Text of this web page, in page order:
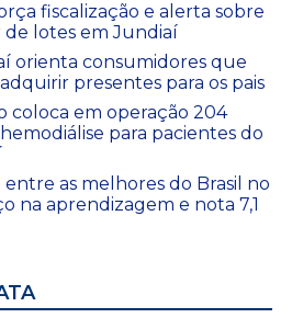
fiscalização e alerta sobre
lotes em Jundiaí
orienta consumidores que
presentes para os pais
coloca em operação 204
para pacientes do
as melhores do Brasil no
na aprendizagem e nota 7,1